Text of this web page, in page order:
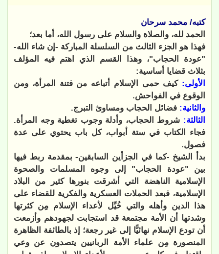
كتبه/ محمد سرحان
الحمد لله، والصلاة والسلام على رسول الله، أما بعد؛
فهذا هو الجزء الثالث من السلسلة المباركة -إن شاء الله-
"عودة الحجاب"، وهذا القسم الذي اهتم فيه المؤلف
بثلاث قضايا أساسية:
الأولى: كيف حمى الإسلام أتباعه من فتنة المرأة، ومن
الوقوع في الفواحش.
والثانية: فضائل الحجاب ومساوئ التبرج.
الثالثة: شروط الحجاب، وأدلة وجوب تغطية وجه المرأة.
فجاء الكتاب في ستة أبواب، كل باب يحتوي على عدة
فصول.
بدأ الشيخ -كما في الجزأين السابقين- بمقدمة ربط فيها
بين "عودة الحجاب" إلى وجوه المسلمات والصحوة
الإسلامية الناهضة التي أشرقت بنورها كثير من البلاد
الإسلامية، فبعد الحملات العسكرية والفكرية للقضاء على
هذا الدين وأهله والتي خُيِّل لأعداء الإسلام مِن كثرتها
وشدتها أن الأمة مجتمعة قد استجابت لجهودهم وأزمعت
أن تودع الإسلام نهائيًّا إلى غير رجعة؛ إذ بالطائفة الظاهرة
المنصورة مِن علماء الأمة الربانيين يتصدون عن وعي